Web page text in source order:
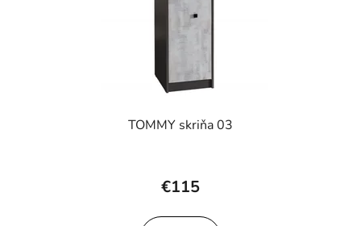
TOMMY skriňa 03
€115